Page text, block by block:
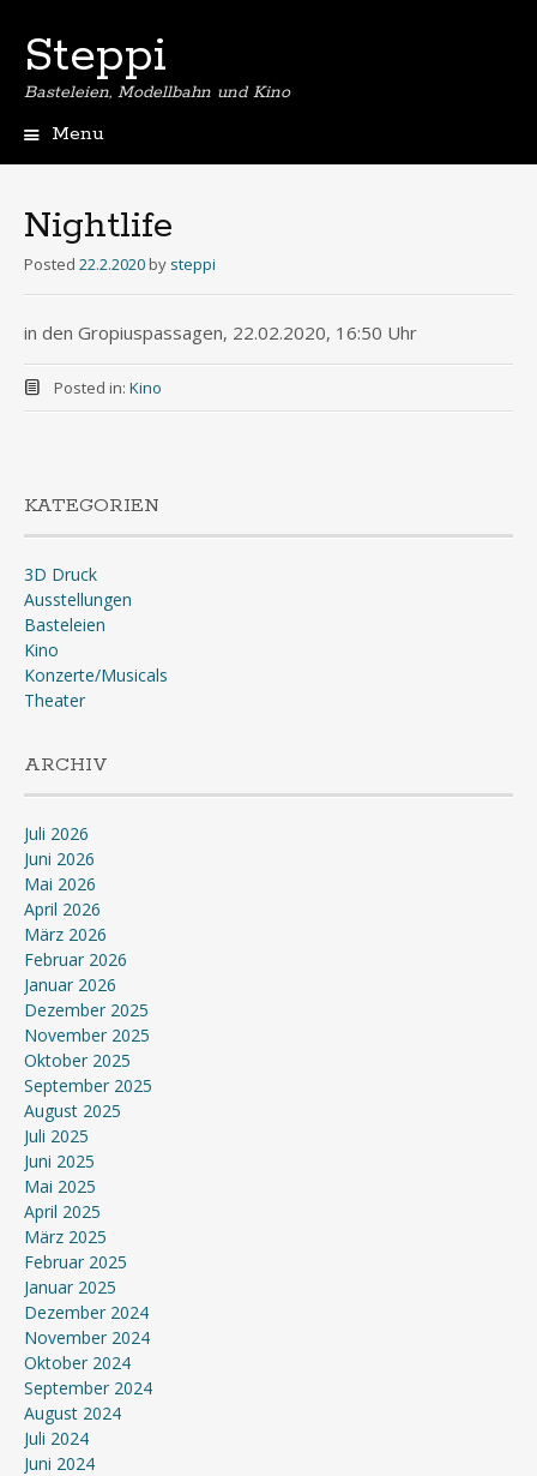
Steppi
Basteleien, Modellbahn und Kino
Menu
Nightlife
Posted 22.2.2020 by steppi
in den Gropiuspassagen, 22.02.2020, 16:50 Uhr
Posted in: Kino
KATEGORIEN
3D Druck
Ausstellungen
Basteleien
Kino
Konzerte/Musicals
Theater
ARCHIV
Juli 2026
Juni 2026
Mai 2026
April 2026
März 2026
Februar 2026
Januar 2026
Dezember 2025
November 2025
Oktober 2025
September 2025
August 2025
Juli 2025
Juni 2025
Mai 2025
April 2025
März 2025
Februar 2025
Januar 2025
Dezember 2024
November 2024
Oktober 2024
September 2024
August 2024
Juli 2024
Juni 2024